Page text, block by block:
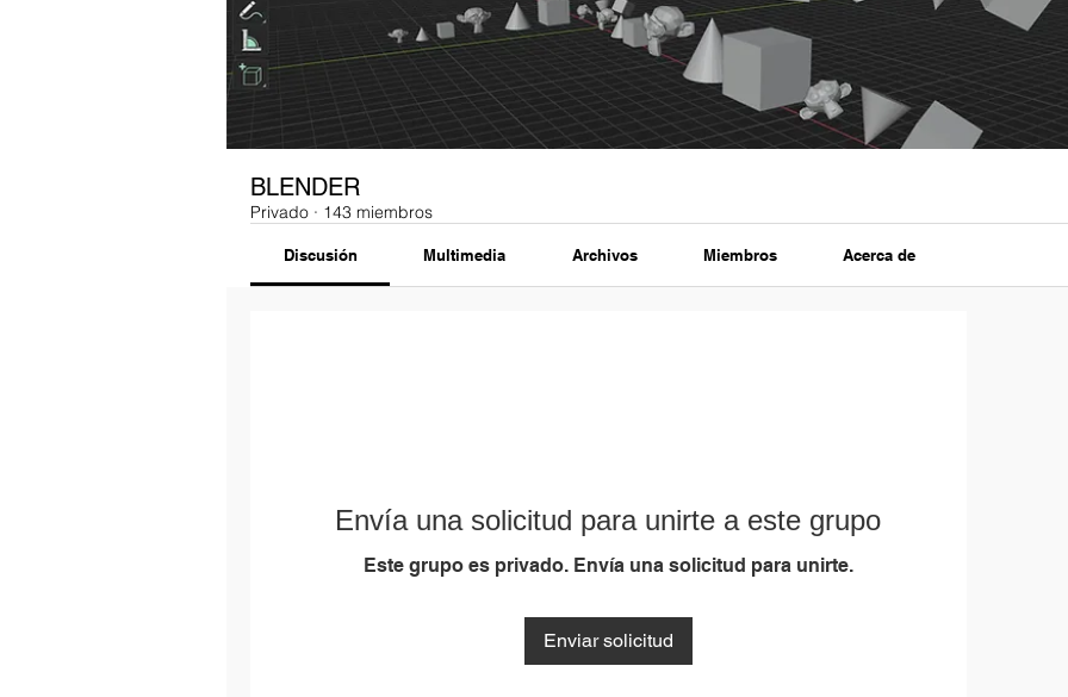
BLENDER
Privado · 143 miembros
Discusión Multimedia Archivos Miembros Acerca de
Envía una solicitud para unirte a este grupo
Este grupo es privado. Envía una solicitud para unirte.
Enviar solicitud